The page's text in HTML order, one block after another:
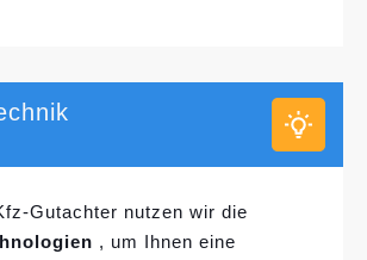
Gutachter nutzen wir die
, um Ihnen eine